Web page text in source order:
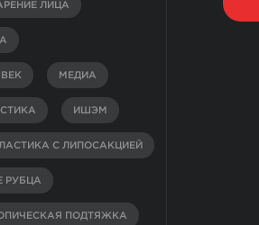
ЛИЦА
МЕДИА
ИШЭМ
С ЛИПОСАКЦИЕЙ
РУБЦА
ПОДТЯЖКА